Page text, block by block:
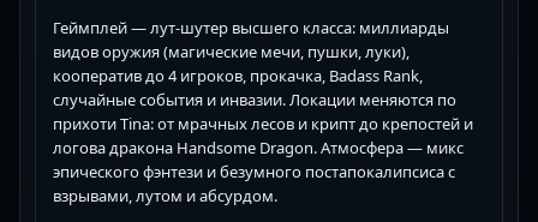
Геймплей — лут-шутер высшего класса: миллиарды
видов оружия (магические мечи, пушки, луки),
кооператив до 4 игроков, прокачка, Badass Rank,
случайные события и инвазии. Локации меняются по
прихоти Tina: от мрачных лесов и крипт до крепостей и
логова дракона Handsome Dragon. Атмосфера — микс
эпического фэнтези и безумного постапокалипсиса с
взрывами, лутом и абсурдом.